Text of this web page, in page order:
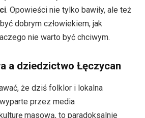
. Opowieści nie tylko bawiły, ale też
dobrym człowiekiem, jak
nie warto być chciwym.
a dziedzictwo Łęczycan
że dziś folklor i lokalna
przez media
masową, to paradoksalnie